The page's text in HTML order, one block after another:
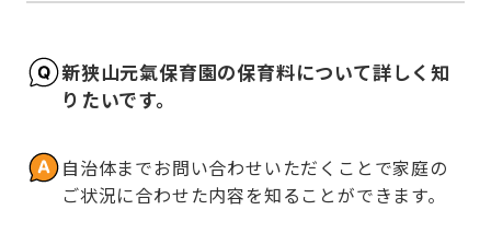
新狭山元氣保育園の保育料について詳しく知
りたいです。
自治体までお問い合わせいただくことで家庭の
ご状況に合わせた内容を知ることができます。